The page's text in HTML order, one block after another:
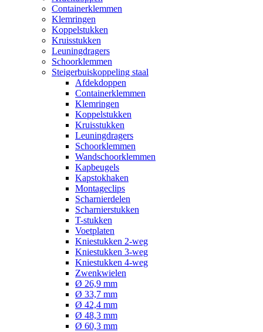
Containerklemmen
Klemringen
Koppelstukken
Kruisstukken
Leuningdragers
Schoorklemmen
Steigerbuiskoppeling staal
Afdekdoppen
Containerklemmen
Klemringen
Koppelstukken
Kruisstukken
Leuningdragers
Schoorklemmen
Wandschoorklemmen
Kapbeugels
Kapstokhaken
Montageclips
Scharnierdelen
Scharnierstukken
T-stukken
Voetplaten
Kniestukken 2-weg
Kniestukken 3-weg
Kniestukken 4-weg
Zwenkwielen
Ø 26,9 mm
Ø 33,7 mm
Ø 42,4 mm
Ø 48,3 mm
Ø 60,3 mm